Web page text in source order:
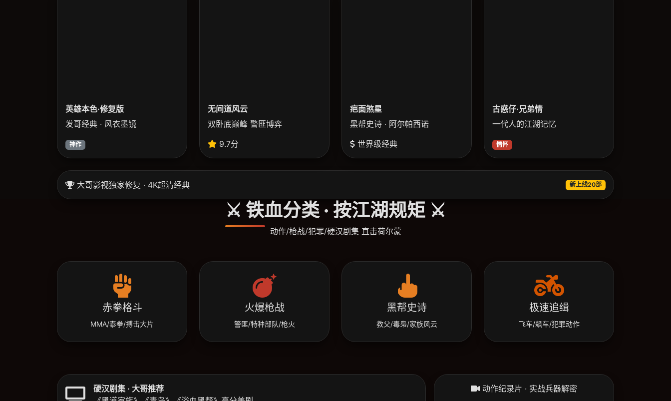
英雄本色·修复版
发哥经典 · 风衣墨镜
神作
无间道风云
双卧底巅峰 警匪博弈
9.7分
疤面煞星
黑帮史诗 · 阿尔帕西诺
世界级经典
古惑仔·兄弟情
一代人的江湖记忆
情怀
大哥影视独家修复 · 4K超清经典 新上线20部
⚔️ 铁血分类 · 按江湖规矩 ⚔️
动作/枪战/犯罪/硬汉剧集 直击荷尔蒙
赤拳格斗
MMA/泰拳/搏击大片
火爆枪战
警匪/特种部队/枪火
黑帮史诗
教父/毒枭/家族风云
极速追缉
飞车/飙车/犯罪动作
硬汉剧集 · 大哥推荐
动作纪录片 · 实战兵器解密